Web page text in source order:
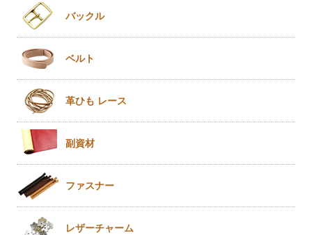
バックル
ベルト
革ひも レース
副資材
ファスナー
レザーチャーム